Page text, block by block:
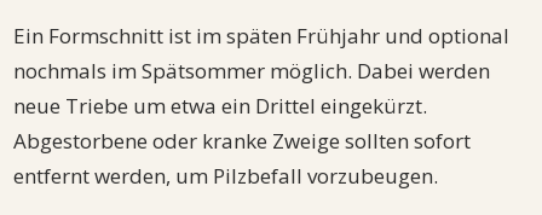
Ein Formschnitt ist im späten Frühjahr und optional
nochmals im Spätsommer möglich. Dabei werden
neue Triebe um etwa ein Drittel eingekürzt.
Abgestorbene oder kranke Zweige sollten sofort
entfernt werden, um Pilzbefall vorzubeugen.